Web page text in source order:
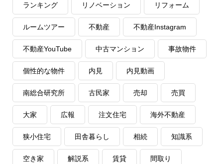
ランキング リノベーション リフォーム
ルームツアー 不動産 不動産Instagram
不動産YouTube 中古マンション 事故物件
個性的な物件 内見 内見動画
南総合研究所 古民家 売却 売買
大家 広報 注文住宅 海外不動産
狭小住宅 田舎暮らし 相続 知識系
空き家 解説系 賃貸 間取り